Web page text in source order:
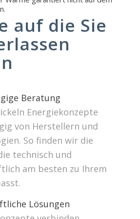
auf die Sie
Beratung
Energiekonzepte
von Herstellern und
So finden wir die
technisch und
am besten zu Ihrem
Lösungen